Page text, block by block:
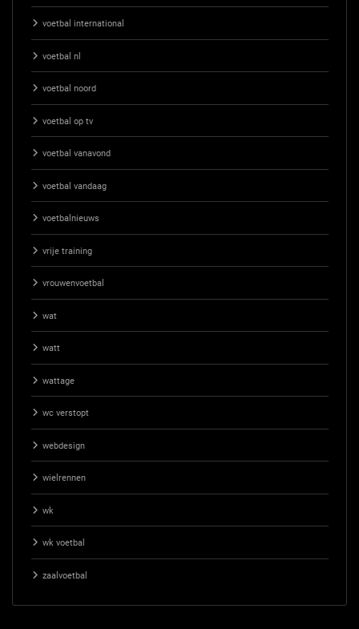
voetbal international
voetbal nl
voetbal noord
voetbal op tv
voetbal vanavond
voetbal vandaag
voetbalnieuws
vrije training
vrouwenvoetbal
wat
watt
wattage
wc verstopt
webdesign
wielrennen
wk
wk voetbal
zaalvoetbal